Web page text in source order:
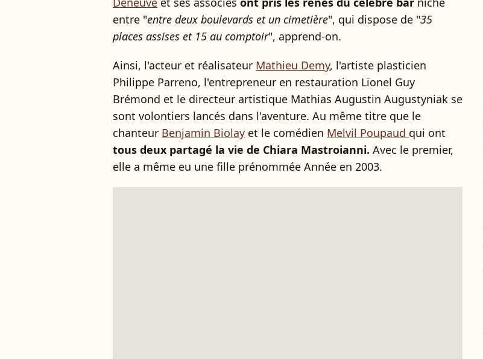
entre "entre deux boulevards et un cimetière", qui dispose de "35
places assises et 15 au comptoir", apprend-on.
Ainsi, l'acteur et réalisateur Mathieu Demy, l'artiste plasticien
Philippe Parreno, l'entrepreneur en restauration Lionel Guy
Brémond et le directeur artistique Mathias Augustin Augustyniak se
sont volontiers lancés dans l'aventure. Au même titre que le
chanteur Benjamin Biolay et le comédien Melvil Poupaud qui ont
tous deux partagé la vie de Chiara Mastroianni. Avec le premier,
elle a même eu une fille prénommée Année en 2003.